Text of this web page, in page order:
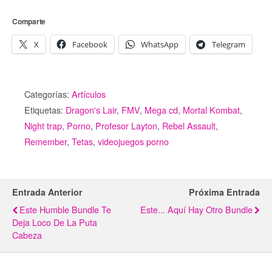
Comparte
X Facebook WhatsApp Telegram
Categorías: Artículos
Etiquetas: Dragon's Lair, FMV, Mega cd, Mortal Kombat,
Night trap, Porno, Profesor Layton, Rebel Assault,
Remember, Tetas, videojuegos porno
Entrada Anterior
Este Humble Bundle Te
Deja Loco De La Puta
Cabeza
Próxima Entrada
Este... Aquí Hay Otro Bundle